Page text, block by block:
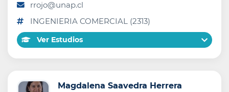
rrojo@unap.cl
INGENIERIA COMERCIAL (2313)
Ver Estudios
Magdalena Saavedra Herrera